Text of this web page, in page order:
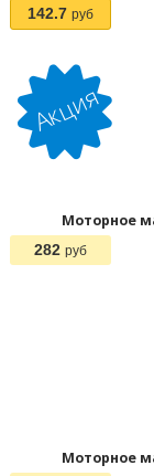
142.7 руб
Моторное
282 руб
Моторное